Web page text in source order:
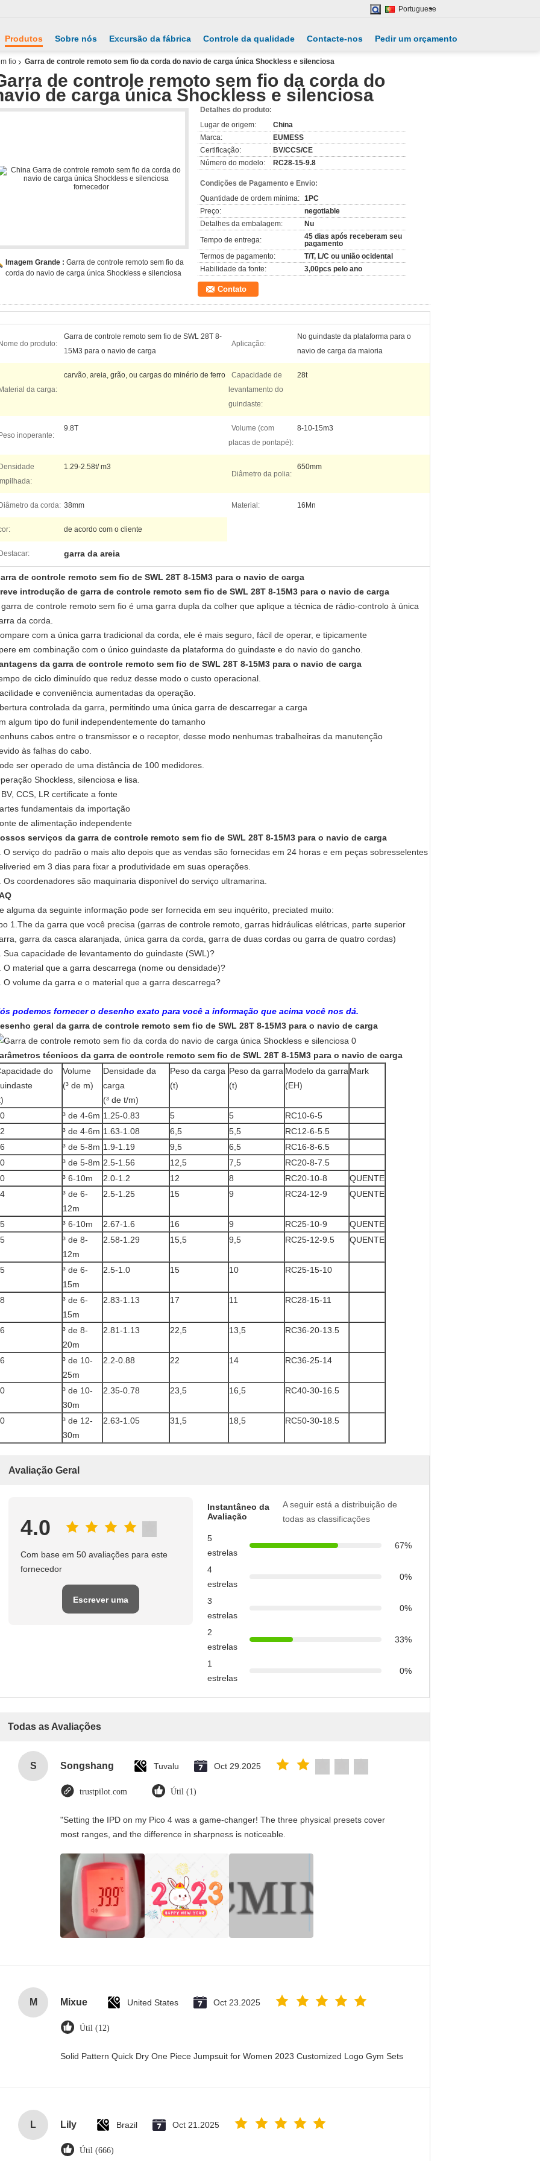
Portuguese
Produtos Sobre nós Excursão da fábrica Controle da qualidade Contacte-nos Pedir um orçamento
fio Garra de controle remoto sem fio da corda do navio de carga única Shockless e silenciosa
de controle remoto sem fio da corda do
de carga única Shockless e silenciosa
Imagem Grande : Garra de controle remoto sem fio da
corda do navio de carga única Shockless e silenciosa
Detalhes do produto:
Lugar de origem:
China
Marca:
EUMESS
Certificação:
BV/CCS/CE
Número do modelo:
RC28-15-9.8
Condições de Pagamento e Envio:
Quantidade de ordem mínima: 1PC
Preço:
negotiable
Detalhes da embalagem:
Nu
Tempo de entrega:
45 dias após receberam seu
pagamento
Termos de pagamento:
T/T, L/C ou união ocidental
Habilidade da fonte:
3,00pcs pelo ano
Contato
Nome do produto:
Garra de controle remoto sem fio de SWL 28T 8-
15M3 para o navio de carga
Aplicação:
No guindaste da plataforma para o
navio de carga da maioria
Material da carga:
carvão, areia, grão, ou cargas do minério de ferro
Capacidade de
levantamento do
guindaste:
28t
Peso inoperante:
9.8T
Volume (com
placas de pontapé):
8-10-15m3
Densidade
1.29-2.58t/ m3
Diâmetro da polia:
650mm
Diâmetro da corda: 38mm Material: 16Mn
de acordo com o cliente
Destacar: garra da areia
de controle remoto sem fio de SWL 28T 8-15M3 para o navio de carga
introdução de garra de controle remoto sem fio de SWL 28T 8-15M3 para o navio de carga
garra de controle remoto sem fio é uma garra dupla da colher que aplique a técnica de rádio-controlo à única
da corda.
com a única garra tradicional da corda, ele é mais seguro, fácil de operar, e tipicamente
em combinação com o único guindaste da plataforma do guindaste e do navio do gancho.
da garra de controle remoto sem fio de SWL 28T 8-15M3 para o navio de carga
de ciclo diminuído que reduz desse modo o custo operacional.
e conveniência aumentadas da operação.
controlada da garra, permitindo uma única garra de descarregar a carga
algum tipo do funil independentemente do tamanho
cabos entre o transmissor e o receptor, desse modo nenhumas trabalheiras da manutenção
às falhas do cabo.
ser operado de uma distância de 100 medidores.
Shockless, silenciosa e lisa.
BV, CCS, LR certificate a fonte
fundamentais da importação
de alimentação independente
serviços da garra de controle remoto sem fio de SWL 28T 8-15M3 para o navio de carga
O serviço do padrão o mais alto depois que as vendas são fornecidas em 24 horas e em peças sobresselentes
em 3 dias para fixar a produtividade em suas operações.
Os coordenadores são maquinaria disponível do serviço ultramarina.
alguma da seguinte informação pode ser fornecida em seu inquérito, preciated muito:
1.The da garra que você precisa (garras de controle remoto, garras hidráulicas elétricas, parte superior
garra da casca alaranjada, única garra da corda, garra de duas cordas ou garra de quatro cordas)
Sua capacidade de levantamento do guindaste (SWL)?
O material que a garra descarrega (nome ou densidade)?
O volume da garra e o material que a garra descarrega?
podemos fornecer o desenho exato para você a informação que acima você nos dá.
geral da garra de controle remoto sem fio de SWL 28T 8-15M3 para o navio de carga
técnicos da garra de controle remoto sem fio de SWL 28T 8-15M3 para o navio de carga
do
Volume
(³ de m)
Densidade da
carga
(³ de t/m)
Peso da carga
(t)
Peso da garra
(t)
Modelo da garra
(EH)
Mark
³ de 4-6m 1.25-0.83 5 5
RC10-6-5
³ de 4-6m 1.63-1.08 6,5 5,5
RC12-6-5.5
³ de 5-8m 1.9-1.19 9,5 6,5
RC16-8-6.5
³ de 5-8m 2.5-1.56 12,5 7,5
RC20-8-7.5
³ 6-10m 2.0-1.2 12 8 RC20-10-8
QUENTE
³ de 6-
12m
2.5-1.25 15 9 RC24-12-9 QUENTE
³ 6-10m 2.67-1.6 16 9 RC25-10-9
QUENTE
³ de 8-
12m
2.58-1.29 15,5 9,5 RC25-12-9.5 QUENTE
³ de 6-
15m
2.5-1.0 15 10 RC25-15-10
³ de 6-
15m
2.83-1.13 17 11 RC28-15-11
³ de 8-
20m
2.81-1.13 22,5 13,5 RC36-20-13.5
³ de 10-
25m
2.2-0.88 22 14 RC36-25-14
³ de 10-
30m
2.35-0.78 23,5 16,5 RC40-30-16.5
³ de 12-
30m
2.63-1.05 31,5 18,5 RC50-30-18.5
Avaliação Geral
4.0
Com base em 50 avaliações para este
fornecedor
Escrever uma
Instantâneo da
Avaliação
A seguir está a distribuição de
todas as classificações
5
estrelas
67%
4
estrelas
0%
3
estrelas
0%
2
estrelas
33%
1
estrelas
0%
Todas as Avaliações
S Songshang Tuvalu Oct 29.2025
trustpilot.com Útil (1)
"Setting the IPD on my Pico 4 was a game-changer! The three physical presets cover
most ranges, and the difference in sharpness is noticeable.
M Mixue United States Oct 23.2025
Útil (12)
Solid Pattern Quick Dry One Piece Jumpsuit for Women 2023 Customized Logo Gym Sets
L Lily Brazil Oct 21.2025
Útil (666)